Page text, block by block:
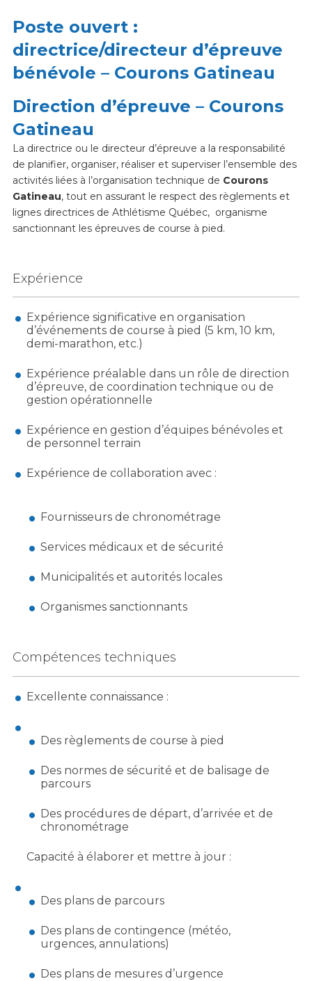
Poste ouvert :
directrice/directeur d’épreuve
bénévole – Courons Gatineau
Direction d’épreuve – Courons
Gatineau
La directrice ou le directeur d’épreuve a la responsabilité
de planifier, organiser, réaliser et superviser l’ensemble des
activités liées à l’organisation technique de Courons
Gatineau, tout en assurant le respect des règlements et
lignes directrices de Athlétisme Québec, organisme
sanctionnant les épreuves de course à pied.
Expérience
Expérience significative en organisation
d’événements de course à pied (5 km, 10 km,
demi-marathon, etc.)
Expérience préalable dans un rôle de direction
d’épreuve, de coordination technique ou de
gestion opérationnelle
Expérience en gestion d’équipes bénévoles et
de personnel terrain
Expérience de collaboration avec :
Fournisseurs de chronométrage
Services médicaux et de sécurité
Municipalités et autorités locales
Organismes sanctionnants
Compétences techniques
Excellente connaissance :
Des règlements de course à pied
Des normes de sécurité et de balisage de
parcours
Des procédures de départ, d’arrivée et de
chronométrage
Capacité à élaborer et mettre à jour :
Des plans de parcours
Des plans de contingence (météo,
urgences, annulations)
Des plans de mesures d’urgence